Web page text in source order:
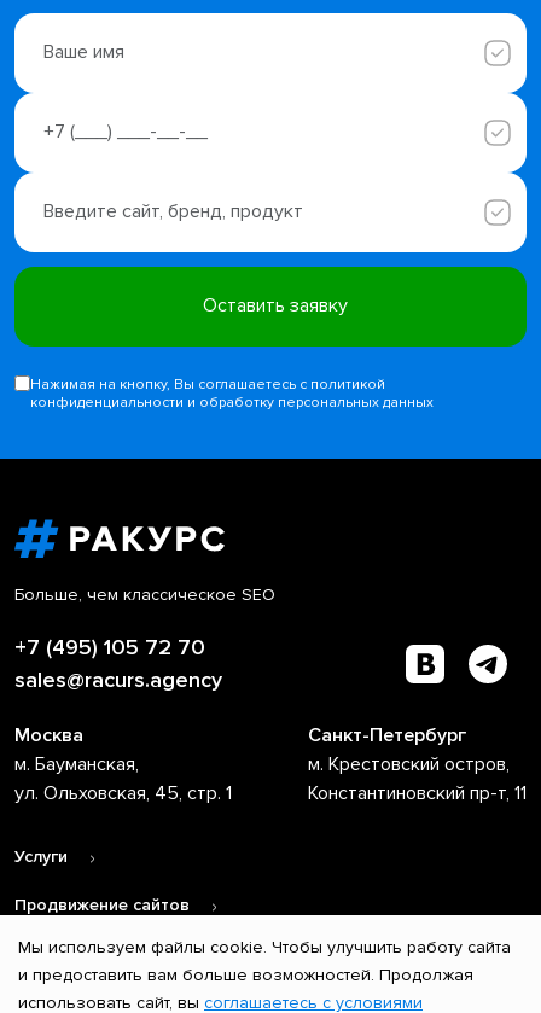
Нажимая на кнопку, Вы соглашаетесь с политикой
конфиденциальности и обработку персональных данных
Больше, чем классическое SEO
+7 (495) 105 72 70
sales@racurs.agency
Москва
м. Бауманская,
ул. Ольховская, 45, стр. 1
Санкт-Петербург
м. Крестовский остров,
Константиновский пр-т, 11
Услуги
Продвижение сайтов
О компании
Мы используем файлы cookie. Чтобы улучшить работу сайта
и предоставить вам больше возможностей. Продолжая
использовать сайт, вы соглашаетесь с условиями